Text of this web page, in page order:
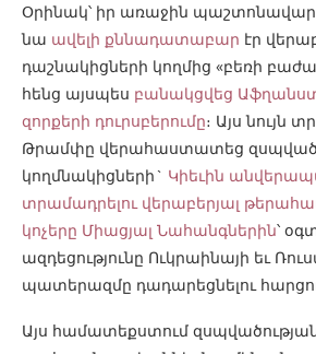
Օրինակ՝ իր առաջին
նա ավելի քննադատաբար էր
դաշնակիցների կողմից «բեռի
հենց այսպես բանակցվեց
զորքերի դուրսբերումը։ Այս նույն
Թրամփը վերահաստատեց
կողմնակիցների` Կիեւին
տրամադրելու վերաբերյալ
կոչերը Միացյալ Նահանգներին՝
ազդեցությունը Ուկրաինայի եւ
պատերազմը դադարեցնելու
Այս համատեքստում